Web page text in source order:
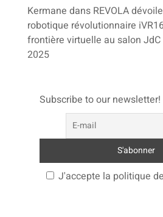
Kermane dans REVOLA
robotique révolutionnaire
frontière virtuelle au salon JdC
2025
Subscribe to our newsletter!
J'accepte la politique